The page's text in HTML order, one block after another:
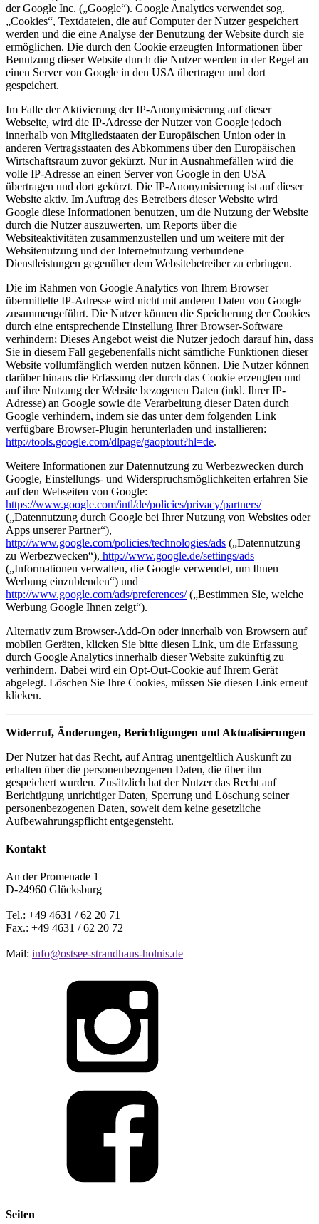
der Google Inc. („Google“). Google Analytics verwendet sog.
„Cookies“, Textdateien, die auf Computer der Nutzer gespeichert
werden und die eine Analyse der Benutzung der Website durch sie
ermöglichen. Die durch den Cookie erzeugten Informationen über
Benutzung dieser Website durch die Nutzer werden in der Regel an
einen Server von Google in den USA übertragen und dort
gespeichert.
Im Falle der Aktivierung der IP-Anonymisierung auf dieser
Webseite, wird die IP-Adresse der Nutzer von Google jedoch
innerhalb von Mitgliedstaaten der Europäischen Union oder in
anderen Vertragsstaaten des Abkommens über den Europäischen
Wirtschaftsraum zuvor gekürzt. Nur in Ausnahmefällen wird die
volle IP-Adresse an einen Server von Google in den USA
übertragen und dort gekürzt. Die IP-Anonymisierung ist auf dieser
Website aktiv. Im Auftrag des Betreibers dieser Website wird
Google diese Informationen benutzen, um die Nutzung der Website
durch die Nutzer auszuwerten, um Reports über die
Websiteaktivitäten zusammenzustellen und um weitere mit der
Websitenutzung und der Internetnutzung verbundene
Dienstleistungen gegenüber dem Websitebetreiber zu erbringen.
Die im Rahmen von Google Analytics von Ihrem Browser
übermittelte IP-Adresse wird nicht mit anderen Daten von Google
zusammengeführt. Die Nutzer können die Speicherung der Cookies
durch eine entsprechende Einstellung Ihrer Browser-Software
verhindern; Dieses Angebot weist die Nutzer jedoch darauf hin, dass
Sie in diesem Fall gegebenenfalls nicht sämtliche Funktionen dieser
Website vollumfänglich werden nutzen können. Die Nutzer können
darüber hinaus die Erfassung der durch das Cookie erzeugten und
auf ihre Nutzung der Website bezogenen Daten (inkl. Ihrer IP-
Adresse) an Google sowie die Verarbeitung dieser Daten durch
Google verhindern, indem sie das unter dem folgenden Link
verfügbare Browser-Plugin herunterladen und installieren:
http://tools.google.com/dlpage/gaoptout?hl=de.
Weitere Informationen zur Datennutzung zu Werbezwecken durch
Google, Einstellungs- und Widerspruchsmöglichkeiten erfahren Sie
auf den Webseiten von Google:
https://www.google.com/intl/de/policies/privacy/partners/
(„Datennutzung durch Google bei Ihrer Nutzung von Websites oder
Apps unserer Partner“),
http://www.google.com/policies/technologies/ads („Datennutzung
zu Werbezwecken“), http://www.google.de/settings/ads
(„Informationen verwalten, die Google verwendet, um Ihnen
Werbung einzublenden“) und
http://www.google.com/ads/preferences/(„Bestimmen Sie, welche
Werbung Google Ihnen zeigt“).
Alternativ zum Browser-Add-On oder innerhalb von Browsern auf
mobilen Geräten, klicken Sie bitte diesen Link, um die Erfassung
durch Google Analytics innerhalb dieser Website zukünftig zu
verhindern. Dabei wird ein Opt-Out-Cookie auf Ihrem Gerät
abgelegt. Löschen Sie Ihre Cookies, müssen Sie diesen Link erneut
klicken.
Widerruf, Änderungen, Berichtigungen und Aktualisierungen
Der Nutzer hat das Recht, auf Antrag unentgeltlich Auskunft zu
erhalten über die personenbezogenen Daten, die über ihn
gespeichert wurden. Zusätzlich hat der Nutzer das Recht auf
Berichtigung unrichtiger Daten, Sperrung und Löschung seiner
personenbezogenen Daten, soweit dem keine gesetzliche
Aufbewahrungspflicht entgegensteht.
Kontakt
An der Promenade 1
D-24960 Glücksburg
Tel.: +49 4631 / 62 20 71
Fax.: +49 4631 / 62 20 72
Mail: info@ostsee-strandhaus-holnis.de
Seiten